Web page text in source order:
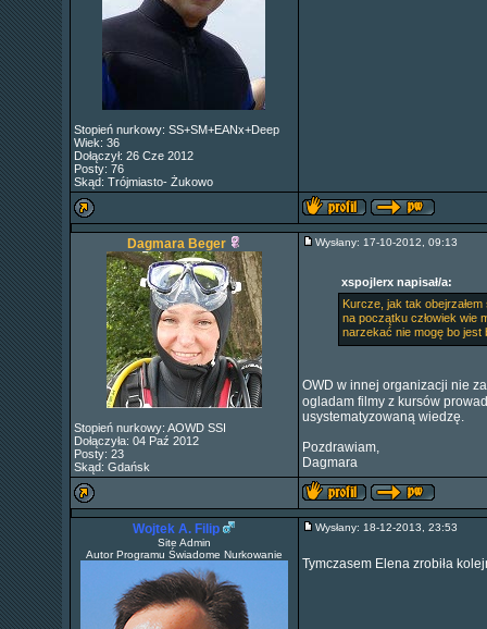
Stopień nurkowy: SS+SM+EANx+Deep
Wiek: 36
Dołączył: 26 Cze 2012
Posty: 76
Skąd: Trójmiasto- Żukowo
Dagmara Beger
Stopień nurkowy: AOWD SSI
Dołączyła: 04 Paź 2012
Posty: 23
Skąd: Gdańsk
Wysłany: 17-10-2012, 09:13
xspojlerx napisał/a:
Kurcze, jak tak
na początku człowiek wie
narzekać nie mogę bo jest
OWD w innej organizacji nie
ogladam filmy z kursów
usystematyzowaną wiedzę.
Pozdrawiam,
Dagmara
Wojtek A. Filip
Site Admin
Autor Programu Świadome Nurkowanie
Wysłany: 18-12-2013, 23:53
Tymczasem Elena zrobiła